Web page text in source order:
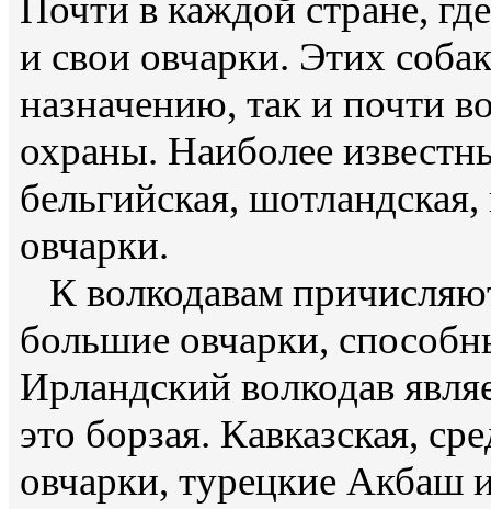
Почти в каждой стране,
и свои овчарки. Этих
назначению, так и почти
охраны. Наиболее
бельгийская,
овчарки.
К волкодавам
большие овчарки,
Ирландский волкодав
это борзая. Кавказская,
овчарки, турецкие Акбаш